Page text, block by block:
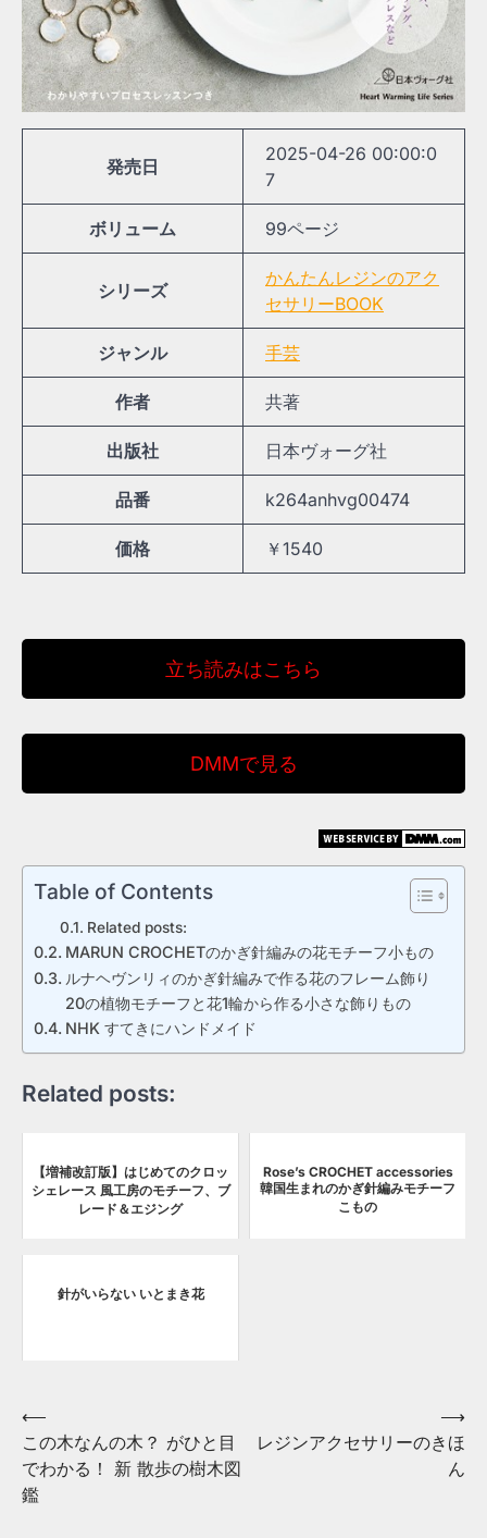
発売日
2025-04-26 00:00:0
7
ボリューム 99ページ
シリーズ
かんたんレジンのアク
セサリーBOOK
ジャンル 手芸
作者 共著
出版社 日本ヴォーグ社
品番 k264anhvg00474
価格 ￥1540
立ち読みはこちら
DMMで見る
Table of Contents
Related posts:
MARUN CROCHETのかぎ針編みの花モチーフ小もの
ルナヘヴンリィのかぎ針編みで作る花のフレーム飾り
20の植物モチーフと花1輪から作る小さな飾りもの
NHK すてきにハンドメイド
Related posts:
【増補改訂版】はじめてのクロッ
シェレース 風工房のモチーフ、ブ
レード＆エジング
Rose’s CROCHET accessories
韓国生まれのかぎ針編みモチーフ
こもの
針がいらない いとまき花
Post
navigation
⟵
この木なんの木？ がひと目
でわかる！ 新 散歩の樹木図
鑑
レジンアクセサリーのきほ
ん
⟶